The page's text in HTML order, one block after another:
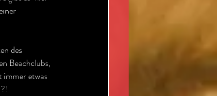
des
Beachclubs,
etwas